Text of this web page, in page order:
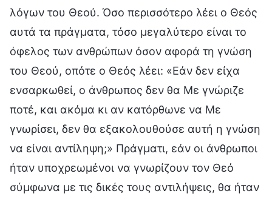
λόγων του Θεού. Όσο περισσότερο λέει ο Θεός
αυτά τα πράγματα, τόσο μεγαλύτερο είναι το
όφελος των ανθρώπων όσον αφορά τη γνώση
του Θεού, οπότε ο Θεός λέει: «Εάν δεν είχα
ενσαρκωθεί, ο άνθρωπος δεν θα Με γνώριζε
ποτέ, και ακόμα κι αν κατόρθωνε να Με
γνωρίσει, δεν θα εξακολουθούσε αυτή η γνώση
να είναι αντίληψη;» Πράγματι, εάν οι άνθρωποι
ήταν υποχρεωμένοι να γνωρίζουν τον Θεό
σύμφωνα με τις δικές τους αντιλήψεις, θα ήταν